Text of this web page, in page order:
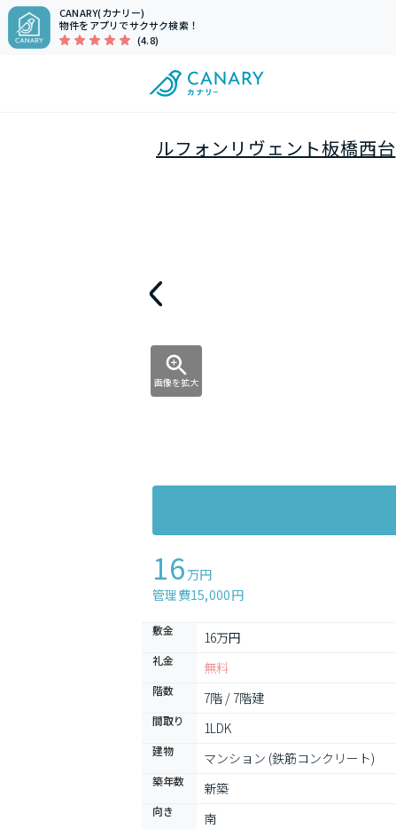
CANARY(カナリー)
物件をアプリでサクサク検索！
(4.8)
ルフォンリヴェント板橋西台
画像を拡大
16 万円
管理費15,000円
敷金 16万円
礼金 無料
階数 7階 / 7階建
間取り 1LDK
建物 マンション (鉄筋コンクリート)
築年数 新築
向き 南